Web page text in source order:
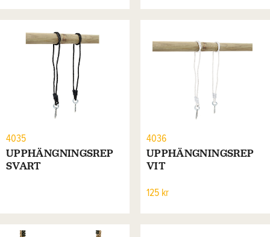
4035
UPPHÄNGNINGSREP
SVART
4036
UPPHÄNGNINGSREP
VIT
125 kr